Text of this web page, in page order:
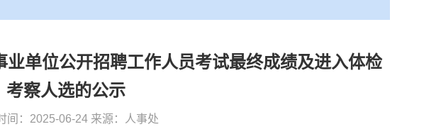
单位公开招聘工作人员考试最终成绩及进入体检
考察人选的公示
间：2025-06-24 来源：人事处